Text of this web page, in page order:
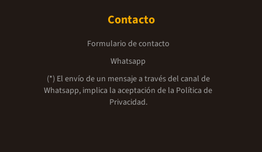
Contacto
Formulario de contacto
Whatsapp
(*) El envío de un mensaje a través del canal de
Whatsapp, implica la aceptación de la Política de
Privacidad.